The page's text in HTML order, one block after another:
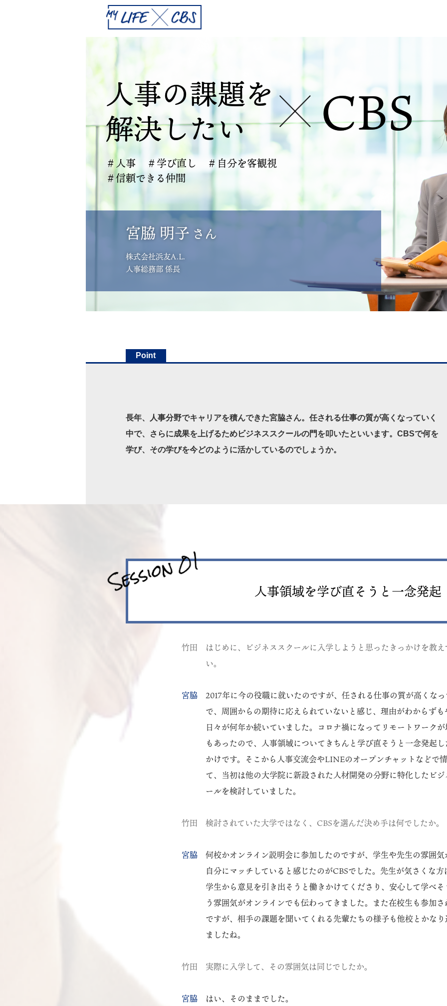
人事の課題を
解決したい
CBS
＃人事 ＃学び直し
＃自分を客観視
＃信頼できる仲間
宮脇 明子 さん
株式会社浜友A.L.
人事総務部 係長
Point
長年、人事分野でキャリアを積んできた宮脇さん。任される仕事の質が高くなっていく
中で、さらに成果を上げるためビジネススクールの門を叩いたといいます。CBSで何を
学び、その学びを今どのように活かしているのでしょうか。
人事領域を学び直そうと一念発起
竹田
はじめに、ビジネススクールに入学しようと思ったきっかけを教
い。
宮脇
2017年に今の役職に就いたのですが、任される仕事の質が高くな
で、周囲からの期待に応えられていないと感じ、理由がわからず
日々が何年か続いていました。コロナ禍になってリモートワーク
もあったので、人事領域についてきちんと学び直そうと一念発起
かけです。そこから人事交流会やLINEのオープンチャットなどで
て、当初は他の大学院に新設された人材開発の分野に特化したビ
ールを検討していました。
竹田 検討されていた大学ではなく、CBSを選んだ決め手は何でしたか。
宮脇
何校かオンライン説明会に参加したのですが、学生や先生の雰囲
自分にマッチしていると感じたのがCBSでした。先生が気さくな
学生から意見を引き出そうと働きかけてくださり、安心して学べ
う雰囲気がオンラインでも伝わってきました。また在校生も参加
ですが、相手の課題を聞いてくれる先輩たちの様子も他校とかな
ましたね。
竹田 実際に入学して、その雰囲気は同じでしたか。
宮脇 はい、そのままでした。